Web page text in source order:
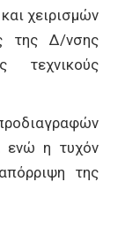
χειρισμών
της Δ/νσης
ενώ η τυχόν
της